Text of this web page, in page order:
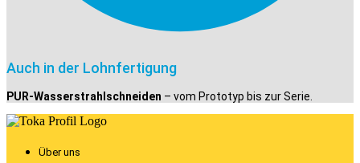
Auch in der Lohnfertigung
PUR-Wasserstrahlschneiden – vom Prototyp bis zur Serie.
Über uns